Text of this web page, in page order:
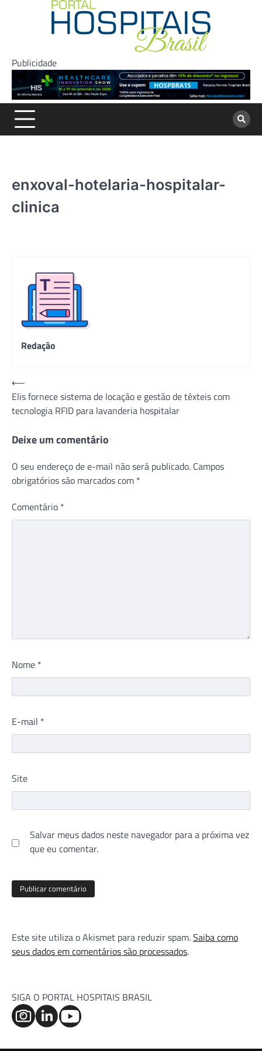
Publicidade
enxoval-hotelaria-hospitalar-
clinica
Redação
Navegação
de
Post
⟵
Elis fornece sistema de locação e gestão de têxteis com
tecnologia RFID para lavanderia hospitalar
Deixe um comentário
O seu endereço de e-mail não será publicado. Campos
obrigatórios são marcados com *
Comentário *
Nome *
E-mail *
Site
Salvar meus dados neste navegador para a próxima vez
que eu comentar.
Este site utiliza o Akismet para reduzir spam.Saiba como
seus dados em comentários são processados.
SIGA O PORTAL HOSPITAIS BRASIL